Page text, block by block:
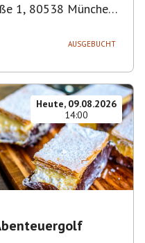
1, 80538 München,
AUSGEBUCHT
Heute, 09.08.2026
14:00